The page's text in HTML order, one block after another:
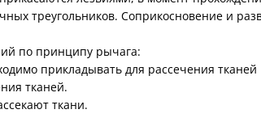
треугольников. Соприкосновение и
по принципу рычага:
прикладывать для рассечения тканей
тканей.
ткани.